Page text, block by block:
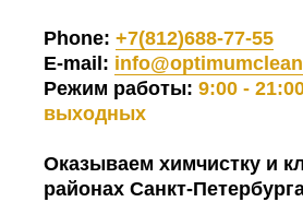
Phone: +7(812)688-77-55
E-mail:
Режим работы: 9:00 -
выходных
Оказываем химчистку и
районах Санкт-